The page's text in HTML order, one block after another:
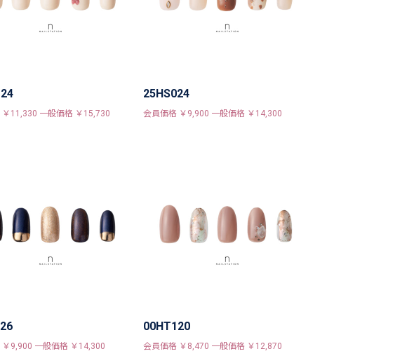
￥11,330 一般価格 ￥15,730
25HS024
会員価格 ￥9,900 一般価格 ￥14,300
￥9,900 一般価格 ￥14,300
00HT120
会員価格 ￥8,470 一般価格 ￥12,870